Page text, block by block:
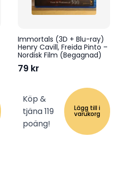
Immortals (3D + Blu-ray)
Henry Cavill, Freida Pinto –
Nordisk Film (Begagnad)
79 kr
Köp &
tjäna 119
poäng!
Lägg till i
varukorg